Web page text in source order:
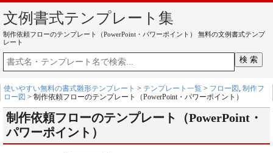
文例書式テンプレート集
制作依頼フローのテンプレート（PowerPoint・パワーポイント） 無料の文例書式テンプ
レート
使いやすい無料の書式雛形テンプレート > テンプレート一覧 > フロー図, 制作フ
ロー図 > 制作依頼フローのテンプレート（PowerPoint・パワーポイント）
制作依頼フローのテンプレート（PowerPoint・
パワーポイント）